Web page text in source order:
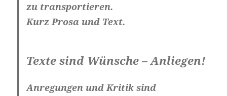
zu transportieren.
Kurz Prosa und Text.
Texte sind Wünsche – Anliegen!
Anregungen und Kritik sind